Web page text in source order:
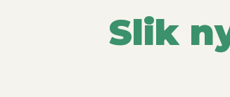
Slik